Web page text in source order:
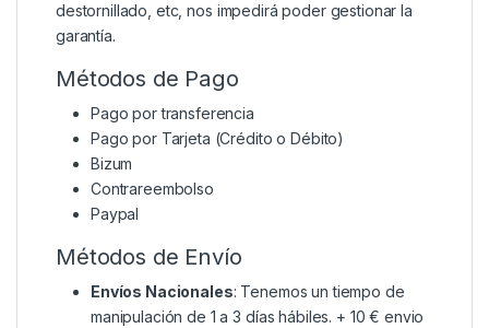
destornillado, etc, nos impedirá poder gestionar la
garantía.
Métodos de Pago
Pago por transferencia
Pago por Tarjeta (Crédito o Débito)
Bizum
Contrareembolso
Paypal
Métodos de Envío
Envíos Nacionales: Tenemos un tiempo de
manipulación de 1 a 3 días hábiles. + 10 € envio